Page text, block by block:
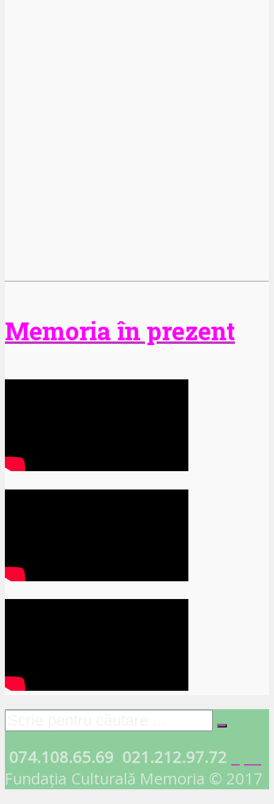
Memoria în prezent
074.108.65.69 021.212.97.72
Fundația Culturală Memoria © 2017